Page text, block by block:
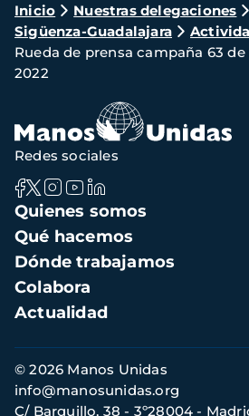
Ruta
de
navegación
Inicio
Nuestras delegaciones
Sigüenza-Guadalajara
Rueda de prensa campaña 63
2022
Navegación
principal
Quienes somos
Qué hacemos
Dónde trabajamos
Colabora
Actualidad
Redes sociales
Información
de
contacto
© 2026 Manos Unidas
C/ Barquillo, 38 - 3º28004 -
info@manosunidas.org